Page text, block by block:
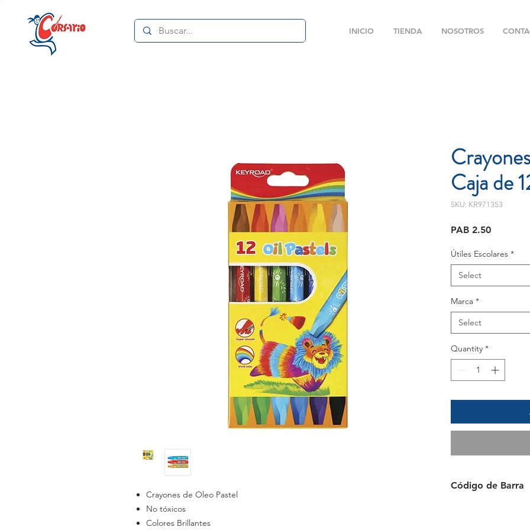
INICIO TIENDA NOSOTROS
Crayones de Oleo Pastel
No tóxicos
Colores Brillantes
Caja de
SKU: KR971353
PAB 2.50Price
Útiles Escolares *
Select
Marca *
Select
Quantity *
Código de Barra